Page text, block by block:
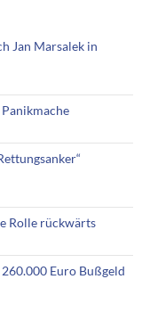
Jan Marsalek in
Rolle rückwärts
Euro Bußgeld